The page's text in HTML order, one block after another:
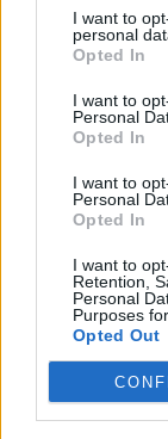
I want to
personal
Opted In
I want to
Personal
Opted In
I want to
Personal
Opted In
I want to
Retention,
Personal
Purposes
Opted Out
χορευτική
Ο
Χορευτικό
αντάμωσαν σε
γιορτή
Οι μικροί
παρουσιάζουν
πολύχρωμο
Η Έκθεση
του
Ανάπτυξη»
από τις 10 έως